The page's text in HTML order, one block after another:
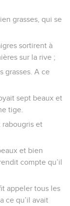
grasses, qui se
sortirent à
sur la rive ;
grasses. A ce
sept beaux et
tige.
rabougris et
et bien
compte qu’il
appeler tous les
ce qu’il avait